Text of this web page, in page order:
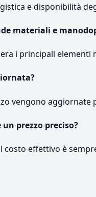
e disponibilità
materiali e
i principali
vengono aggiornate
prezzo preciso?
costo effettivo è